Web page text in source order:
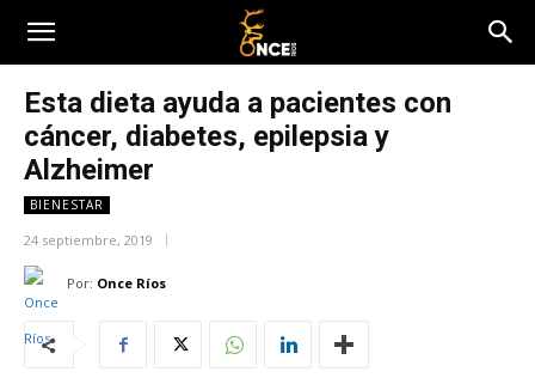
Esta dieta ayuda a pacientes con
cáncer, diabetes, epilepsia y
Alzheimer
BIENESTAR
24 septiembre, 2019
Por: Once Ríos